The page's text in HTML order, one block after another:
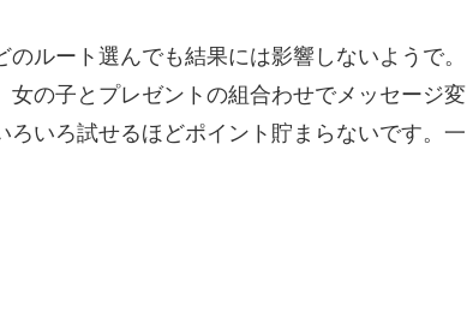
ルート選んでも結果には影響しないようで。
の子とプレゼントの組合わせでメッセージ変
いろ試せるほどポイント貯まらないです。一